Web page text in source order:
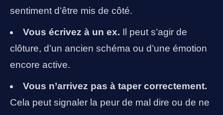
sentiment d’être mis de côté.
Vous écrivez à un ex. Il peut s’agir de
clôture, d’un ancien schéma ou d’une émotion
encore active.
Vous n’arrivez pas à taper correctement.
Cela peut signaler la peur de mal dire ou de ne